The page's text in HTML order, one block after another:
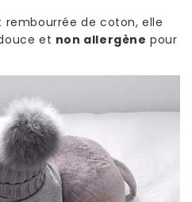
rembourrée de coton, elle
et non allergène pour